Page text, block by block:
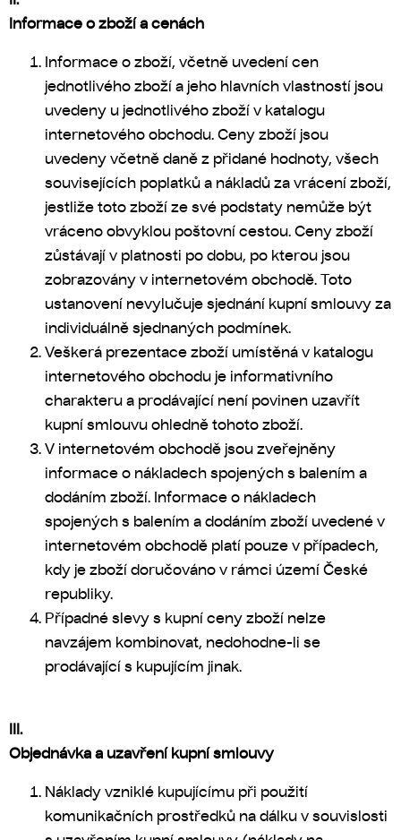
Informace o zboží a cenách
Informace o zboží, včetně uvedení cen
jednotlivého zboží a jeho hlavních vlastností jsou
uvedeny u jednotlivého zboží v katalogu
internetového obchodu. Ceny zboží jsou
uvedeny včetně daně z přidané hodnoty, všech
souvisejících poplatků a nákladů za vrácení zboží,
jestliže toto zboží ze své podstaty nemůže být
vráceno obvyklou poštovní cestou. Ceny zboží
zůstávají v platnosti po dobu, po kterou jsou
zobrazovány v internetovém obchodě. Toto
ustanovení nevylučuje sjednání kupní smlouvy za
individuálně sjednaných podmínek.
Veškerá prezentace zboží umístěná v katalogu
internetového obchodu je informativního
charakteru a prodávající není povinen uzavřít
kupní smlouvu ohledně tohoto zboží.
V internetovém obchodě jsou zveřejněny
informace o nákladech spojených s balením a
dodáním zboží. Informace o nákladech
spojených s balením a dodáním zboží uvedené v
internetovém obchodě platí pouze v případech,
kdy je zboží doručováno v rámci území České
republiky.
Případné slevy s kupní ceny zboží nelze
navzájem kombinovat, nedohodne-li se
prodávající s kupujícím jinak.
III.
Objednávka a uzavření kupní smlouvy
Náklady vzniklé kupujícímu při použití
komunikačních prostředků na dálku v souvislosti